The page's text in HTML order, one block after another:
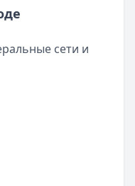
сети и